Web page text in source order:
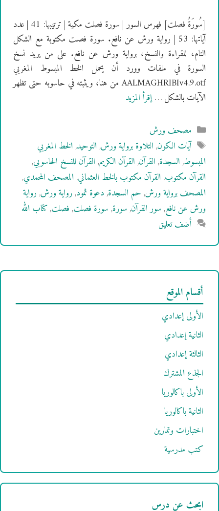
[سُورَةُ فصلت] فهرس السور | سورة فصلت مكية | ترتيبها: 41 | عدد
آياتها: 53 | رواية ورش عن نافع. سورة فصلت مكتوبة مع الشكل
التام، للقراءة والنسخ، برواية ورش عن نافع. على من يريد نسخ
السورة في ملفات وورد أن يحمل الخط المبسوط المغربي
AALMAGHRIBIv4.9.otf من هنا، ويثبته في حاسوبه حتى تظهر
الآيات بالشكل …إقرأ المزيد
التصنيفات
مصحف ورش
الوسوم
آيات الكون,التلاوة برواية ورش,التوحيد,الخط المغربي
المبسوط,السجدة,القرآن,القرآن الكريم,القرآن للنسخ الحاسوبي,
القرآن مكتوب,القرآن مكتوب بالخط العثماني,المصحف المحمدي,
المصحف برواية ورش,حم السجدة,دعوة ثمود,رواية ورش,رواية
ورش عن نافع,سور القرآن,سورة,سورة فصلت,فصلت,كتاب الله
أضف تعليق
أقسام الموقع
الأولى إعدادي
الثانية إعدادي
الثالثة إعدادي
الجذع المشترك
الأولى باكالوريا
الثانية باكالوريا
اختبارات وتمارين
كتب مدرسية
ابحث عن درس